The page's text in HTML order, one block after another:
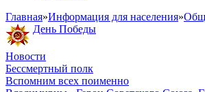
Главная»Информация для населения»
День Победы
Новости
Бессмертный полк
Вспомним всех поименно